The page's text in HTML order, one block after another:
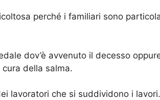
perché i familiari sono
dov’è avvenuto il decesso
della salma.
lavoratori che si suddividono i